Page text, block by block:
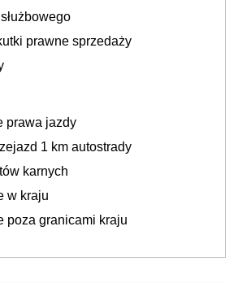
prawne sprzedaży
prawa jazdy
1 km autostrady
karnych
w kraju
poza granicami kraju